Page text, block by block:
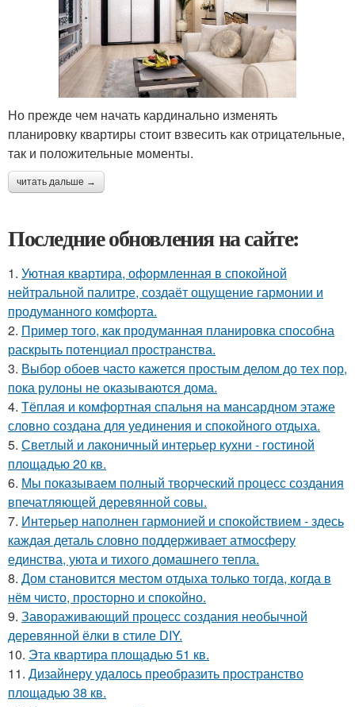
Но прежде чем начать кардинально изменять
планировку квартиры стоит взвесить как отрицательные,
так и положительные моменты.
читать дальше →
Последние обновления на сайте:
1. Уютная квартира, оформленная в спокойной
нейтральной палитре, создаёт ощущение гармонии и
продуманного комфорта.
2. Пример того, как продуманная планировка способна
раскрыть потенциал пространства.
3. Выбор обоев часто кажется простым делом до тех пор,
пока рулоны не оказываются дома.
4. Тёплая и комфортная спальня на мансардном этаже
словно создана для уединения и спокойного отдыха.
5. Светлый и лаконичный интерьер кухни - гостиной
площадью 20 кв.
6. Мы показываем полный творческий процесс создания
впечатляющей деревянной совы.
7. Интерьер наполнен гармонией и спокойствием - здесь
каждая деталь словно поддерживает атмосферу
единства, уюта и тихого домашнего тепла.
8. Дом становится местом отдыха только тогда, когда в
нём чисто, просторно и спокойно.
9. Завораживающий процесс создания необычной
деревянной ёлки в стиле DIY.
10. Эта квартира площадью 51 кв.
11. Дизайнеру удалось преобразить пространство
площадью 38 кв.